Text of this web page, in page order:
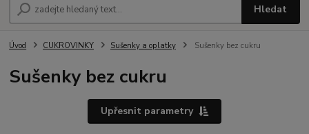
Hledat
Úvod CUKROVINKY Sušenky a oplatky Sušenky bez cukru
Sušenky bez cukru
Upřesnit parametry